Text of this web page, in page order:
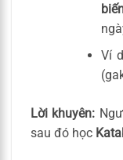
Ví
Lời khuyên:
sau đó học